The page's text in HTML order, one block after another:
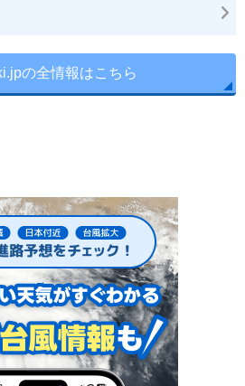
の全情報はこちら